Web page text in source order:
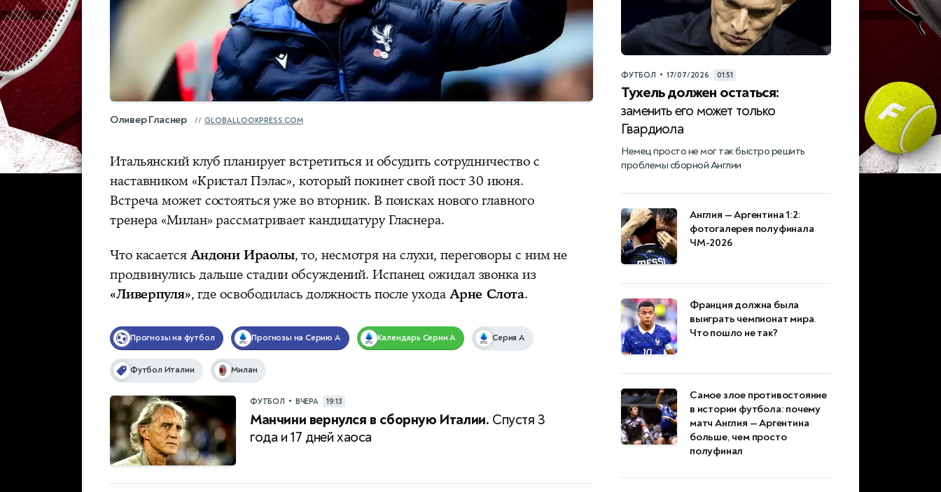
Оливер Гласнер GLOBALLOOKPRESS.COM
Итальянский клуб планирует встретиться и обсудить сотрудничество с
наставником «Кристал Пэлас», который покинет свой пост 30 июня.
Встреча может состояться уже во вторник. В поисках нового главного
тренера «Милан» рассматривает кандидатуру Гласнера.
Что касаетсяАндони Ираолы, то, несмотря на слухи, переговоры с ним не
продвинулись дальше стадии обсуждений. Испанец ожидал звонка из
«Ливерпуля», где освободилась должность после уходаАрне Слота.
Прогнозы на футбол Прогнозы на Серию А Календарь Серии А Серия A
Футбол Италии Милан
ФУТБОЛ • ВЧЕРА 19:13
Манчини вернулся в сборную Италии. Спустя 3
года и 17 дней хаоса
ФУТБОЛ • 17/07/2026 01:51
Тухель должен остаться:
заменить его может только
Гвардиола
Немец просто не мог так быстро решить
проблемы сборной Англии
Англия — Аргентина 1:2:
фотогалерея полуфинала
ЧМ-2026
Франция должна была
выиграть чемпионат мира.
Что пошло не так?
Самое злое противостояние
в истории футбола: почему
матч Англия — Аргентина
больше, чем просто
полуфинал